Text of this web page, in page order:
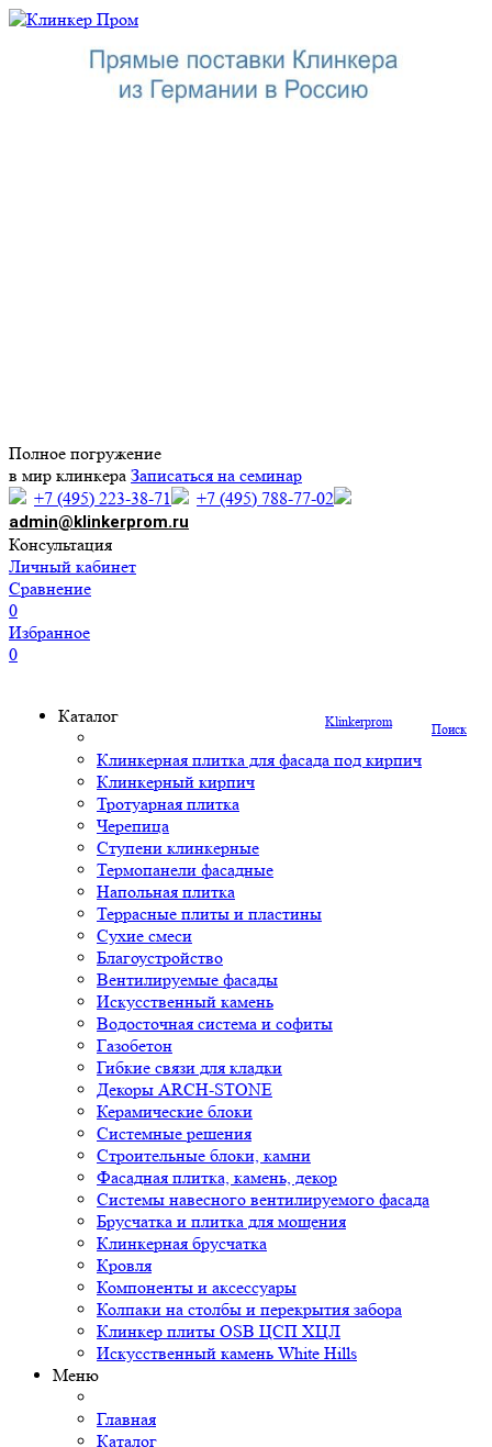
Полное погружение
в мир клинкера Записаться на семинар
+7 (495) 223-38-71
+7 (495) 788-77-02
admin@klinkerprom.ru
Консультация
Личный кабинет
Сравнение
0
Избранное
0
Поиск
Klinkerprom
Каталог
Клинкерная плитка для фасада под кирпич
Клинкерный кирпич
Тротуарная плитка
Черепица
Ступени клинкерные
Термопанели фасадные
Напольная плитка
Террасные плиты и пластины
Сухие смеси
Благоустройство
Вентилируемые фасады
Искусственный камень
Водосточная система и софиты
Газобетон
Гибкие связи для кладки
Декоры ARCH-STONE
Керамические блоки
Системные решения
Строительные блоки, камни
Фасадная плитка, камень, декор
Системы навесного вентилируемого фасада
Брусчатка и плитка для мощения
Клинкерная брусчатка
Кровля
Компоненты и аксессуары
Колпаки на столбы и перекрытия забора
Клинкер плиты OSB ЦСП ХЦЛ
Искусственный камень White Hills
Меню
Главная
Каталог